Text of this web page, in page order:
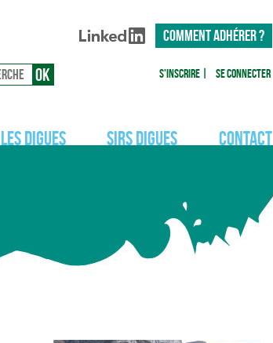
COMMENT ADHÉRER ?
S'inscrire Se connecter
Les digues SIRS Digues Contact